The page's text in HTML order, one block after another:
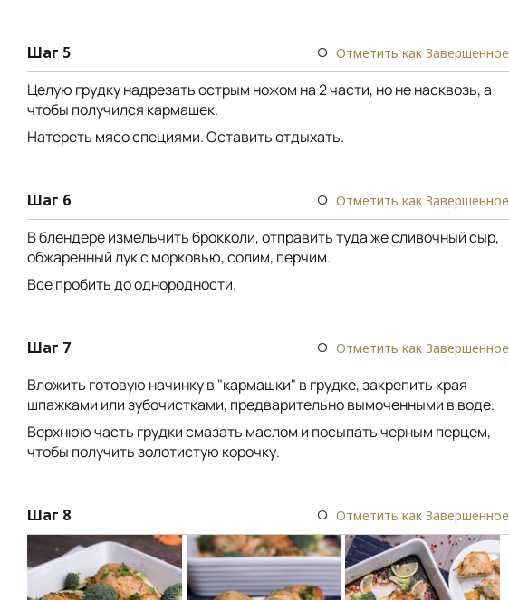
Шаг 5 Отметить как Завершенное
Целую грудку надрезать острым ножом на 2 части, но не насквозь, а
чтобы получился кармашек.
Натереть мясо специями. Оставить отдыхать.
Шаг 6 Отметить как Завершенное
В блендере измельчить брокколи, отправить туда же сливочный сыр,
обжаренный лук с морковью, солим, перчим.
Все пробить до однородности.
Шаг 7 Отметить как Завершенное
Вложить готовую начинку в "кармашки" в грудке, закрепить края
шпажками или зубочистками, предварительно вымоченными в воде.
Верхнюю часть грудки смазать маслом и посыпать черным перцем,
чтобы получить золотистую корочку.
Шаг 8 Отметить как Завершенное